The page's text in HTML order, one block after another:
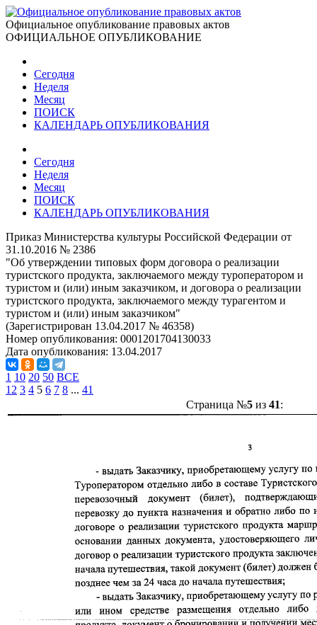
Официальное опубликование правовых актов
ОФИЦИАЛЬНОЕ ОПУБЛИКОВАНИЕ
Сегодня
Неделя
Месяц
ПОИСК
КАЛЕНДАРЬ ОПУБЛИКОВАНИЯ
Сегодня
Неделя
Месяц
ПОИСК
КАЛЕНДАРЬ ОПУБЛИКОВАНИЯ
Приказ Министерства культуры Российской Федерации от
31.10.2016 № 2386
"Об утверждении типовых форм договора о реализации
туристского продукта, заключаемого между туроператором и
туристом и (или) иным заказчиком, и договора о реализации
туристского продукта, заключаемого между турагентом и
туристом и (или) иным заказчиком"
(Зарегистрирован 13.04.2017 № 46358)
Номер опубликования: 0001201704130033
Дата опубликования: 13.04.2017
1 10 20 50 ВСЕ
1 2 3 4 5 6 7 8 ... 41
Страница №5из 41: